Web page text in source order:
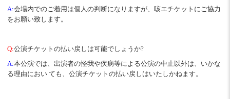
A:会場内でのご着用は個人の判断になりますが、咳エチケットにご協力
をお願い致します。
Q:公演チケットの払い戻しは可能でしょうか?
A:本公演では、出演者の怪我や疾病等による公演の中止以外は、いかな
る理由におい ても、公演チケットの払い戻しはいたしかねます。